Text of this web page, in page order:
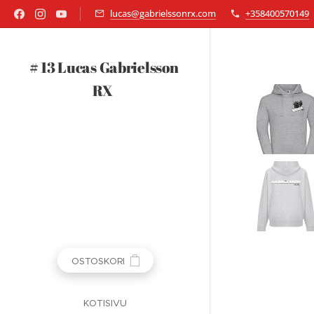
lucas@gabrielssonrx.com +358400570149
# 13 Lucas Gabrielsson
RX
OSTOSKORI
KOTISIVU